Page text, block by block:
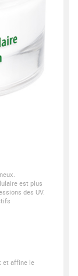
est plus
des UV.
et affine le